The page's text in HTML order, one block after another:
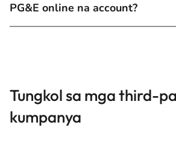
PG&E online na account?
Tungkol sa mga third-
kumpanya